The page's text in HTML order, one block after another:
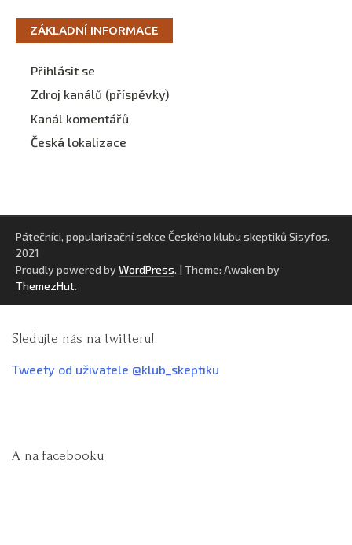
ZÁKLADNÍ INFORMACE
Přihlásit se
Zdroj kanálů (příspěvky)
Kanál komentářů
Česká lokalizace
Pátečníci, popularizační sekce Českého klubu skeptiků Sisyfos.
2021
Proudly powered by WordPress. | Theme: Awaken by
ThemezHut.
Sledujte nás na twitteru!
Tweety od uživatele @klub_skeptiku
A na facebooku